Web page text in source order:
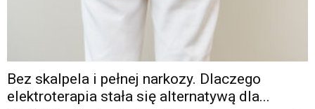
Bez skalpela i pełnej narkozy. Dlaczego
elektroterapia stała się alternatywą dla...